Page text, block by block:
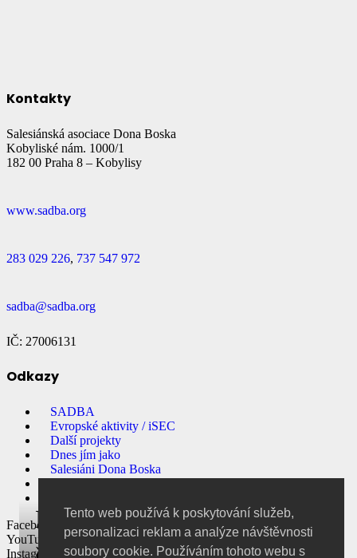
Tento web používá k poskytování služeb,
personalizaci reklam a analýze návštěvnosti
soubory cookie. Používáním tohoto webu s
Něco málo o Zambijském
Kontakty
Salesiánská asociace Dona Boska
Kobyliské nám. 1000/1
182 00 Praha 8 – Kobylisy
www.sadba.org
283 029 226, 737 547 972
sadba@sadba.org
IČ: 27006131
Odkazy
SADBA
Evropské aktivity / iSEC
Další projekty
Dnes jím jako
Salesiáni Dona Boska
Facebook
YouTube
Instagram